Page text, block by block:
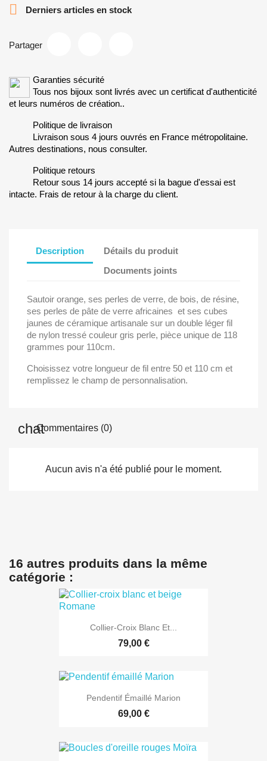
 Derniers articles en stock
Partager
Garanties sécurité
Tous nos bijoux sont livrés avec un certificat d'authenticité
et leurs numéros de création..
Politique de livraison
Livraison sous 4 jours ouvrés en France métropolitaine.
Autres destinations, nous consulter.
Politique retours
Retour sous 14 jours accepté si la bague d'essai est
intacte. Frais de retour à la charge du client.
Description
Détails du produit
Documents joints
Sautoir orange, ses perles de verre, de bois, de résine,
ses perles de pâte de verre africaines et ses cubes
jaunes de céramique artisanale sur un double léger fil
de nylon tressé couleur gris perle, pièce unique de 118
grammes pour 110cm.
Choisissez votre longueur de fil entre 50 et 110 cm et
remplissez le champ de personnalisation.
Commentaires (0)
Aucun avis n'a été publié pour le moment.
16 autres produits dans la même
catégorie :
Collier-Croix Blanc Et...
79,00 €
Pendentif Émaillé Marion
69,00 €